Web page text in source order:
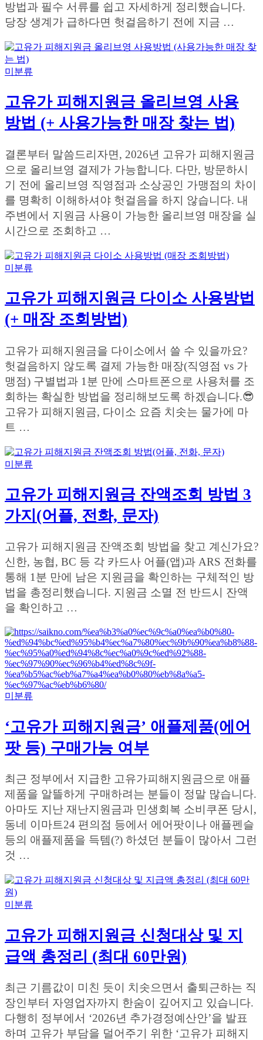
방법과 필수 서류를 쉽고 자세하게 정리했습니다.
당장 생계가 급하다면 헛걸음하기 전에 지금 …
미분류
고유가 피해지원금 올리브영 사용
방법 (+ 사용가능한 매장 찾는 법)
결론부터 말씀드리자면, 2026년 고유가 피해지원금
으로 올리브영 결제가 가능합니다. 다만, 방문하시
기 전에 올리브영 직영점과 소상공인 가맹점의 차이
를 명확히 이해하셔야 헛걸음을 하지 않습니다. 내
주변에서 지원금 사용이 가능한 올리브영 매장을 실
시간으로 조회하고 …
미분류
고유가 피해지원금 다이소 사용방법
(+ 매장 조회방법)
고유가 피해지원금을 다이소에서 쓸 수 있을까요?
헛걸음하지 않도록 결제 가능한 매장(직영점 vs 가
맹점) 구별법과 1분 만에 스마트폰으로 사용처를 조
회하는 확실한 방법을 정리해보도록 하겠습니다.😎
고유가 피해지원금, 다이소 요즘 치솟는 물가에 마
트 …
미분류
고유가 피해지원금 잔액조회 방법 3
가지(어플, 전화, 문자)
고유가 피해지원금 잔액조회 방법을 찾고 계신가요?
신한, 농협, BC 등 각 카드사 어플(앱)과 ARS 전화를
통해 1분 만에 남은 지원금을 확인하는 구체적인 방
법을 총정리했습니다. 지원금 소멸 전 반드시 잔액
을 확인하고 …
미분류
‘고유가 피해지원금’ 애플제품(에어
팟 등) 구매가능 여부
최근 정부에서 지급한 고유가피해지원금으로 애플
제품을 알뜰하게 구매하려는 분들이 정말 많습니다.
아마도 지난 재난지원금과 민생회복 소비쿠폰 당시,
동네 이마트24 편의점 등에서 에어팟이나 애플펜슬
등의 애플제품을 득템(?) 하셨던 분들이 많아서 그런
것 …
미분류
고유가 피해지원금 신청대상 및 지
급액 총정리 (최대 60만원)
최근 기름값이 미친 듯이 치솟으면서 출퇴근하는 직
장인부터 자영업자까지 한숨이 깊어지고 있습니다.
다행히 정부에서 ‘2026년 추가경정예산안’을 발표
하며 고유가 부담을 덜어주기 위한 ‘고유가 피해지